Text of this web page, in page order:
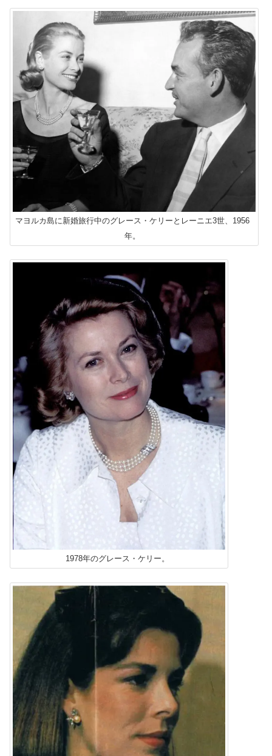
マヨルカ島に新婚旅行中のグレース・ケリーとレーニエ3世、1956
年。
1978年のグレース・ケリー。